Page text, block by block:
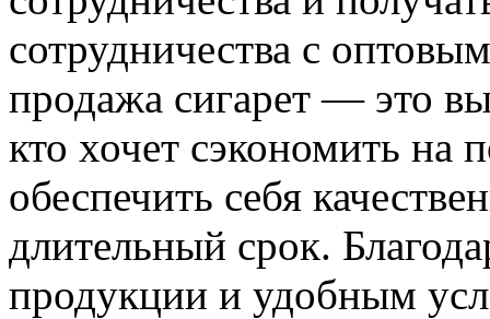
сотрудничества с
продажа сигарет — это
кто хочет сэкономить на
обеспечить себя
длительный срок.
продукции и удобным